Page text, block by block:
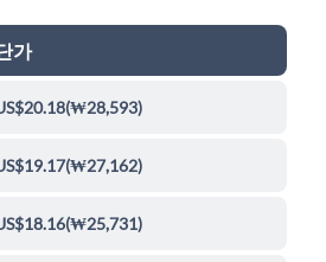
가
(₩28,593)
(₩27,162)
(₩25,731)